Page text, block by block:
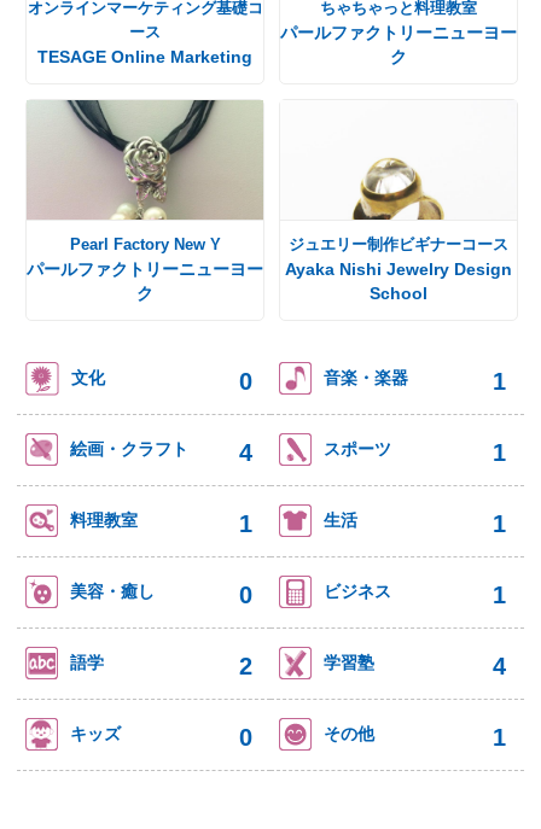
オンラインマーケティング基礎コ
ース
TESAGE Online Marketing
ちゃちゃっと料理教室
パールファクトリーニューヨー
ク
Pearl Factory New Y
パールファクトリーニューヨー
ク
ジュエリー制作ビギナーコース
Ayaka Nishi Jewelry Design
School
文化 0 音楽・楽器 1
絵画・クラフト 4 スポーツ 1
料理教室 1 生活 1
美容・癒し 0 ビジネス 1
語学 2 学習塾 4
キッズ 0 その他 1